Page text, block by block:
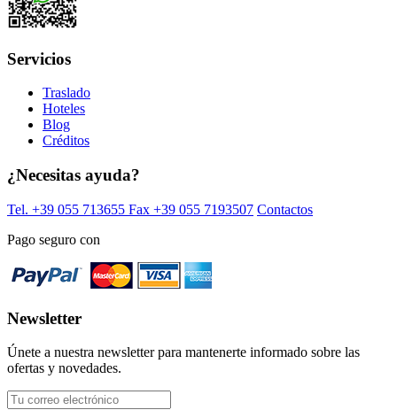
Servicios
Traslado
Hoteles
Blog
Créditos
¿Necesitas ayuda?
Tel. +39 055 713655 Fax +39 055 7193507 Contactos
Pago seguro con
Newsletter
Únete a nuestra newsletter para mantenerte informado sobre las
ofertas y novedades.